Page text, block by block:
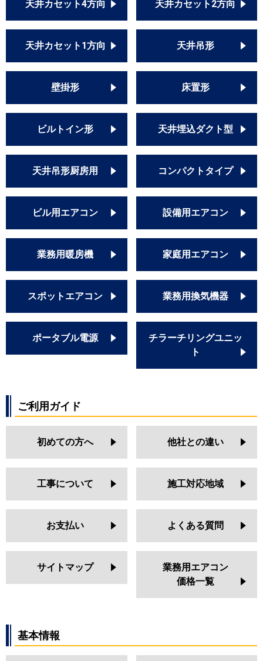
天井カセット4方向 天井カセット2方向
天井カセット1方向 天井吊形
壁掛形 床置形
ビルトイン形 天井埋込ダクト型
天井吊形厨房用 コンパクトタイプ
ビル用エアコン 設備用エアコン
業務用暖房機 家庭用エアコン
スポットエアコン 業務用換気機器
ポータブル電源
チラーチリングユニッ
ト
ご利用ガイド
初めての方へ 他社との違い
工事について 施工対応地域
お支払い よくある質問
サイトマップ
業務用エアコン
価格一覧
基本情報